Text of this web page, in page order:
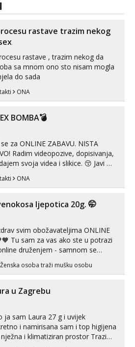
rastave trazim nekog
rastave , trazim nekog da
sa mnom ono sto nisam mogla
do sada
ONA
BOMBA💣
se za ONLINE ZABAVU. NISTA
dopisivanja,
svoja videa i slikice. 😚 Javi mi
Telegram. +385 91 723 0045
ONA
ljepotica 20g. 🤭
svim obožavateljima ONLINE
Tu sam za vas ako ste u potrazi
druženjem - samnom se
zabaviti preko videopoziva, ili
vam nisam dovoljna radim i u paru i
i vruća tipkanja uz slike i hot
pozive. Za vas sam pripremila ...
Ženska osoba traži mušku osobu
u Zagrebu
ja sam Laura 27 g i uvijek
i namirisana sam i top higijena
i klimatiziran prostor Trazim